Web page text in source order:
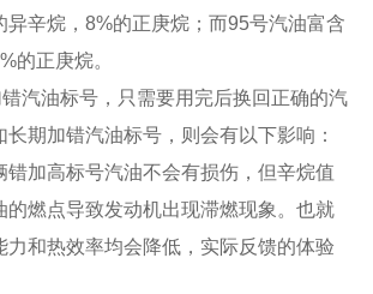
异辛烷，8%的正庚烷；而95号汽油富含
的正庚烷。
汽油标号，只需要用完后换回正确的汽
期加错汽油标号，则会有以下影响：
错加高标号汽油不会有损伤，但辛烷值
的燃点导致发动机出现滞燃现象。也就
力和热效率均会降低，实际反馈的体验